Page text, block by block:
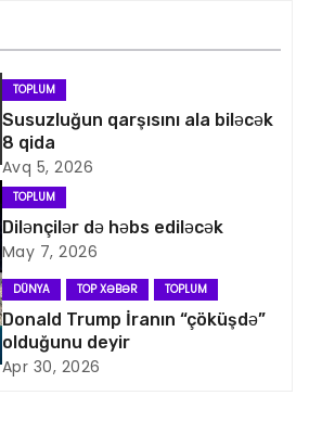
TOPLUM
Susuzluğun qarşısını ala biləcək
8 qida
Avq 5, 2026
TOPLUM
Dilənçilər də həbs ediləcək
May 7, 2026
DÜNYA TOP XƏBƏR TOPLUM
Donald Trump İranın “çöküşdə”
olduğunu deyir
Apr 30, 2026